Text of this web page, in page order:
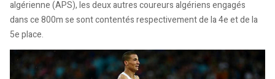
algérienne (APS), les deux autres coureurs algériens engagés
dans ce 800m se sont contentés respectivement de la 4e et de la
5e place.